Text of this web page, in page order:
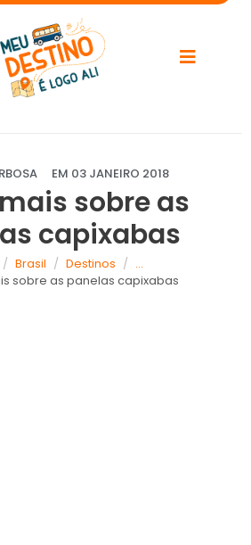
EM 03 JANEIRO 2018
sobre as
capixabas
Brasil Destinos
...
sobre as panelas capixabas